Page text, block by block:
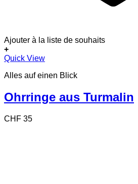
Ajouter à la liste de souhaits
+
Quick View
Alles auf einen Blick
Ohrringe aus Turmalin
CHF 35